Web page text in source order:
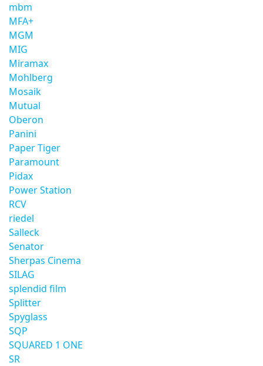
mbm
MFA+
MGM
MIG
Miramax
Mohlberg
Mosaik
Mutual
Oberon
Panini
Paper Tiger
Paramount
Pidax
Power Station
RCV
riedel
Salleck
Senator
Sherpas Cinema
SILAG
splendid film
Splitter
Spyglass
SQP
SQUARED 1 ONE
SR